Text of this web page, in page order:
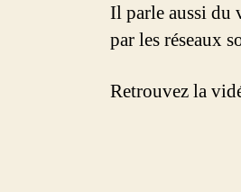
Il parle aussi du
par les réseaux
Retrouvez la